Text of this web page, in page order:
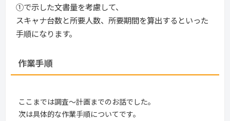
①で示した文書量を考慮して、
スキャナ台数と所要人数、所要期間を算出するといった
手順になります。
作業手順
ここまでは調査～計画までのお話でした。
次は具体的な作業手順についてです。